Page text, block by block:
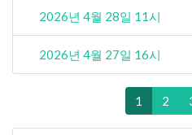
2026년 4월 28일 11시
2026년 4월 27일 16시
1 2